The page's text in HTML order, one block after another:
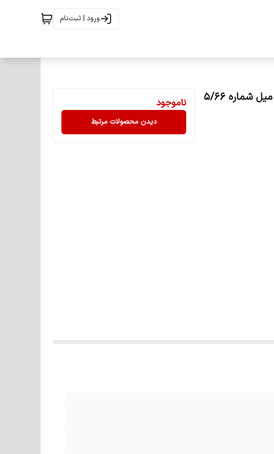
ورود | ثبت‌نام
رنگ مو آوایی (ئاوایی) گروه آلبالویی حجم 120 میل شماره 5/66
ناموجود
دیدن محصولات مرتبط